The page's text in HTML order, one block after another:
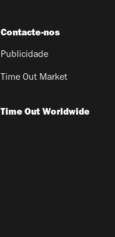
Contacte-nos
Publicidade
Time Out Market
Time Out Worldwide